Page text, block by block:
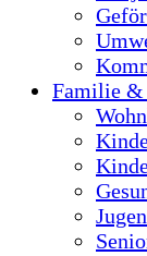
Familie &